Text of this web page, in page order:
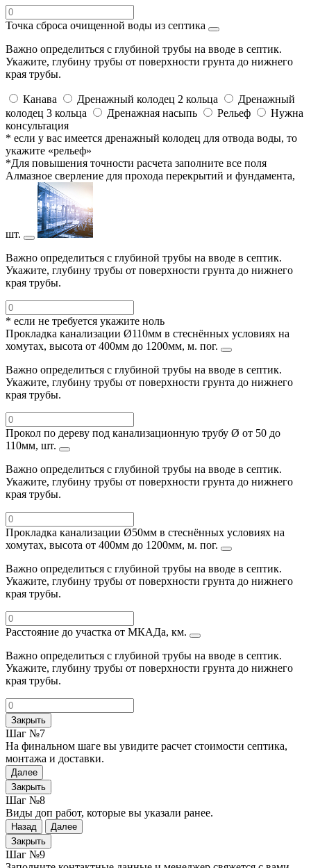
Точка сброса очищенной воды из септика
Важно определиться с глубиной трубы на вводе в септик.
Укажите, глубину трубы от поверхности грунта до нижнего
края трубы.
Канава Дренажный колодец 2 кольца
Дренажный
колодец 3 кольца
Дренажная насыпь Рельеф
Нужна
консультация
* если у вас имеется дренажный колодец для отвода воды, то
укажите «рельеф»
*Для повышения точности расчета заполните все поля
Алмазное сверление для прохода перекрытий и фундамента,
шт.
Важно определиться с глубиной трубы на вводе в септик.
Укажите, глубину трубы от поверхности грунта до нижнего
края трубы.
* если не требуется укажите ноль
Прокладка канализации Ø110мм в стеснённых условиях на
хомутах, высота от 400мм до 1200мм, м. пог.
Важно определиться с глубиной трубы на вводе в септик.
Укажите, глубину трубы от поверхности грунта до нижнего
края трубы.
Прокол по дереву под канализационную трубу Ø от 50 до
110мм, шт.
Важно определиться с глубиной трубы на вводе в септик.
Укажите, глубину трубы от поверхности грунта до нижнего
края трубы.
Прокладка канализации Ø50мм в стеснённых условиях на
хомутах, высота от 400мм до 1200мм, м. пог.
Важно определиться с глубиной трубы на вводе в септик.
Укажите, глубину трубы от поверхности грунта до нижнего
края трубы.
Расстояние до участка от МКАДа, км.
Важно определиться с глубиной трубы на вводе в септик.
Укажите, глубину трубы от поверхности грунта до нижнего
края трубы.
Закрыть
Шаг №7
На финальном шаге вы увидите расчет стоимости септика,
монтажа и доставки.
Далее
Закрыть
Шаг №8
Виды доп работ, которые вы указали ранее.
Назад
Далее
Закрыть
Шаг №9